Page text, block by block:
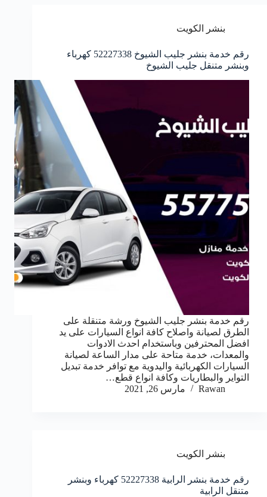
بنشر الكويت
رقم خدمة بنشر جليب الشيوخ 52227338 كهرباء
وبنشر متنقل جليب الشيوخ
رقم خدمة بنشر جليب الشيوخ ورشة متنقلة على
الطرق لصيانة واصلاح كافة انواع السيارات على يد
افضل المحترفين وباستخدام احدث الادوات
والمعدات، خدمة متاحة على مدار الساعة لصيانة
السيارات الكهربائية واليدوية مع توافر خدمة تبديل
التواير والبطاريات وكافة انواع قطع…
Rawan
مارس 26, 2021
بنشر الكويت
رقم خدمة بنشر الرابية 52227338 كهرباء وبنشر
متنقل الرابية